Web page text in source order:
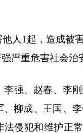
人 1 起，造成被
严重危害社会治
强、赵春、李
、柳成、王国、
法侵犯和维护正